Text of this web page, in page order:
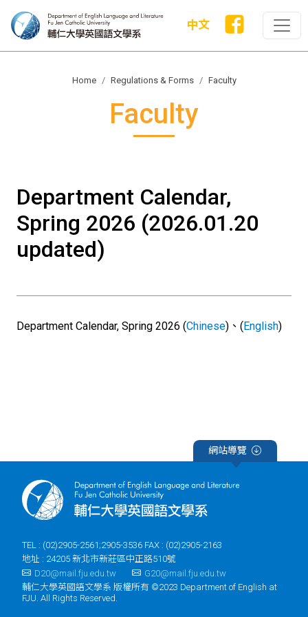
中文
Home Regulations & Forms Faculty
Faculty
Department Calendar,
Spring 2026 (2026.01.20
updated)
Department Calendar, Spring 2026 (Chinese)、(English)
網站導覽
TEL : (02)2905-2561;2905-3536 FAX : (02)2905-2163
地址 : 24205 新北市新莊區中正路510號
D20@mail.fju.edu.tw
G20@mail.fju.edu.tw
輔仁大學英國語文學系 版權所有 ©2023 Department of English at
FJU. All Rights Reserved.